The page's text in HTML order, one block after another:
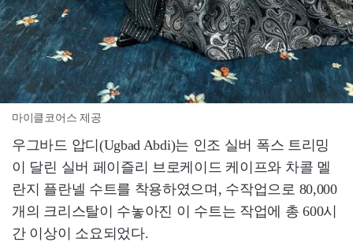
마이클코어스 제공
우그바드 압디(Ugbad Abdi)는 인조 실버 폭스 트리밍
이 달린 실버 페이즐리 브로케이드 케이프와 차콜 멜
란지 플란넬 수트를 착용하였으며, 수작업으로 80,000
개의 크리스탈이 수놓아진 이 수트는 작업에 총 600시
간 이상이 소요되었다.